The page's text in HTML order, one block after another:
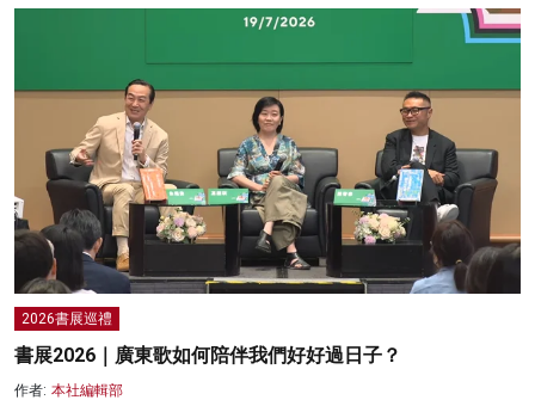
2026書展巡禮
書展2026｜廣東歌如何陪伴我們好好過日子？
作者: 本社編輯部